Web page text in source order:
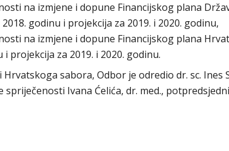
na izmjene i dopune Financijskog plana
godinu i projekcija za 2019. i 2020. godinu,
na izmjene i dopune Financijskog plana
projekcija za 2019. i 2020. godinu.
sabora, Odbor je odredio dr. sc. Ines
spriječenosti Ivana Ćelića, dr. med.,